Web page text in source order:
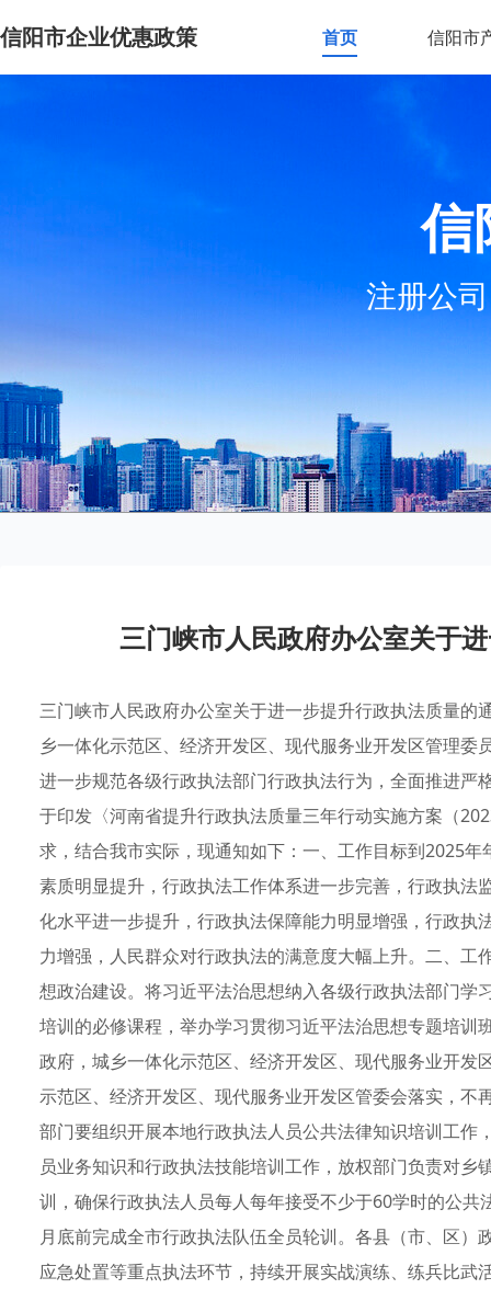
信阳市企业优惠政策 首页 信阳市
信
注册公
三门峡市人民政府办公室关于
三门峡市人民政府办公室关于进一步提升行政执法质量
乡一体化示范区、经济开发区、现代服务业开发区管理
进一步规范各级行政执法部门行政执法行为，全面推进
于印发〈河南省提升行政执法质量三年行动实施方案（
求，结合我市实际，现通知如下：一、工作目标到2025
素质明显提升，行政执法工作体系进一步完善，行政执
化水平进一步提升，行政执法保障能力明显增强，行政
力增强，人民群众对行政执法的满意度大幅上升。二、
想政治建设。将习近平法治思想纳入各级行政执法部门
培训的必修课程，举办学习贯彻习近平法治思想专题培
政府，城乡一体化示范区、经济开发区、现代服务业开
示范区、经济开发区、现代服务业开发区管委会落实，
部门要组织开展本地行政执法人员公共法律知识培训工
员业务知识和行政执法技能培训工作，放权部门负责对
训，确保行政执法人员每人每年接受不少于60学时的公
月底前完成全市行政执法队伍全员轮训。各县（市、区
应急处置等重点执法环节，持续开展实战演练、练兵比